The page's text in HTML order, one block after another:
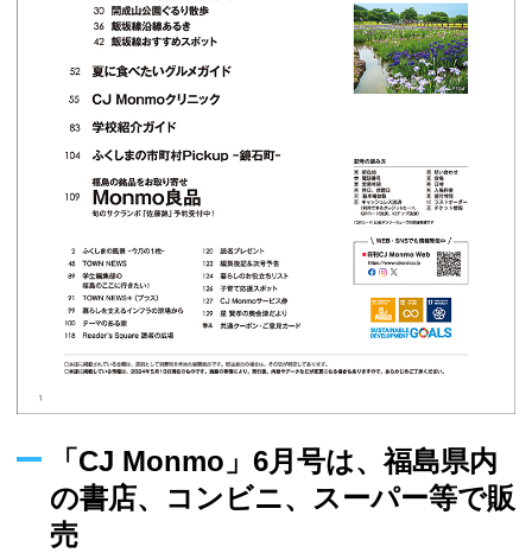
「CJ Monmo」6月号は、福島県内
の書店、コンビニ、スーパー等で販
売